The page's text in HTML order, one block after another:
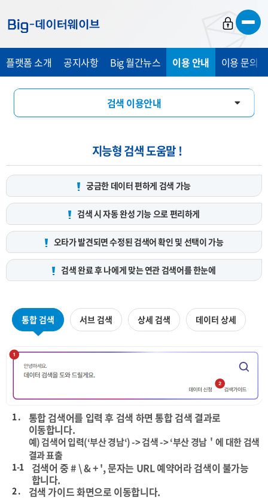
가
기
가
기
가
기
플랫폼 소개 공지사항 Big 월간뉴스 이용 안내 이용 문의
검색 이용안내
지능형 검색 도움말 !
궁금한 데이터 편하게 검색 가능
검색 시 자동 완성 기능으로 편리하게
오타가 발견되면 수정된 검색어확인 및 선택이 가능
검색 완료 후 나에게 맞는연관 검색어를 한눈에
통합 검색 서브 검색 상세 검색 데이터 상세
1 .
통합 검색어를 입력 후 검색 하면 통합 검색 결과로
이동합니다.
예) 검색어 입력(‘부산 경남‘) -> 검색 -> ‘부산 경남＇에 대한 검색
결과 표출
1-1
검색어 중 # \ & + ', 문자는 URL 예약어라 검색이 불가능
합니다.
2 . 검색 가이드 화면으로 이동합니다.